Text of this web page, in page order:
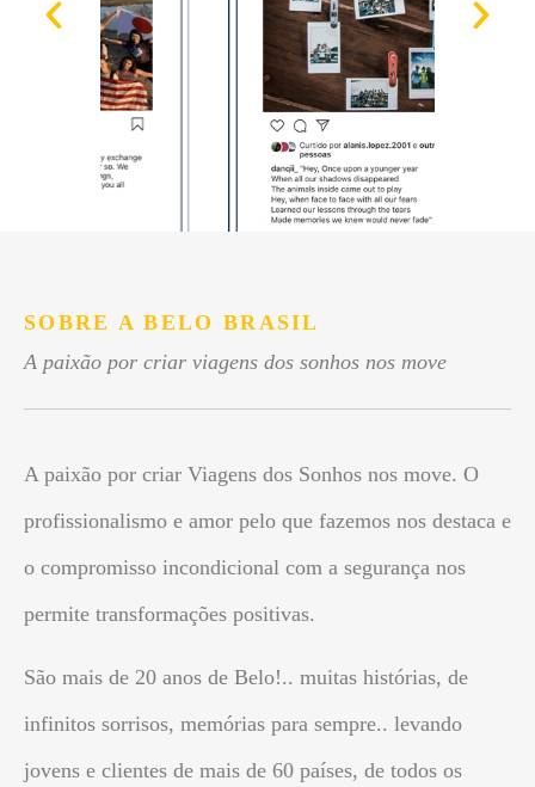
SOBRE A BELO BRASIL
A paixão por criar viagens dos sonhos nos move
A paixão por criar Viagens dos Sonhos nos move. O
profissionalismo e amor pelo que fazemos nos destaca e
o compromisso incondicional com a segurança nos
permite transformações positivas.
São mais de 20 anos de Belo!.. muitas histórias, de
infinitos sorrisos, memórias para sempre.. levando
jovens e clientes de mais de 60 países, de todos os